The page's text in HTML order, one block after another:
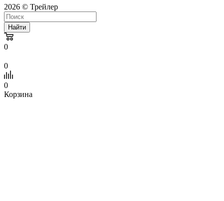
2026 © Трейлер
Найти
0
0
0
Корзина